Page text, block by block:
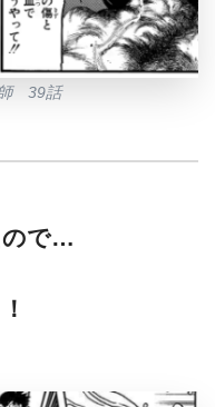
師 39話
ので…